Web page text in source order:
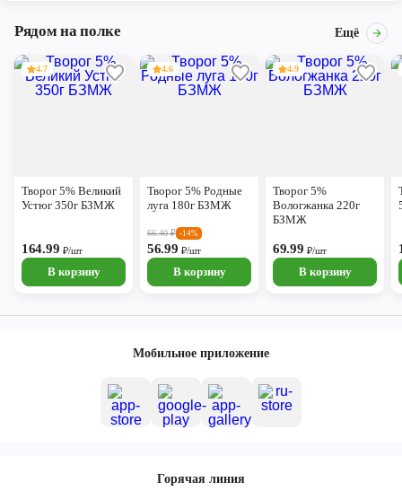
Рядом на полке Ещё
4.7
Творог 5% Великий
Устюг 350г БЗМЖ
164.99 ₽/шт
В корзину
4.6
Творог 5% Родные
луга 180г БЗМЖ
66.40₽ -14%
56.99₽/шт
В корзину
4.9
Творог 5%
Вологжанка 220г
БЗМЖ
69.99₽/шт
В корзину
Мобильное приложение
Горячая линия